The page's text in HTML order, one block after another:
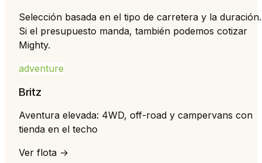
Selección basada en el tipo de carretera y la duración.
Si el presupuesto manda, también podemos cotizar
Mighty.
adventure
Britz
Aventura elevada: 4WD, off-road y campervans con
tienda en el techo
Ver flota →